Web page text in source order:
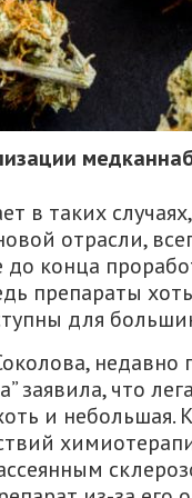
в таких
отрасли,
до конца
препараты
для
недавно
заявила, что
и